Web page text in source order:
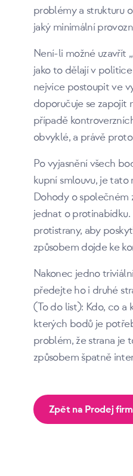
problémy a strukturu
jaký minimální
Není-li možné uzavřít
jako to dělají v
nejvíce postoupit ve
doporučuje se zapojit
případě
obvyklé, a právě
Po vyjasnění všech
kupní smlouvu, je
Dohody o společném
jednat o
protistrany, aby
způsobem dojde ke
Nakonec jedno
předejte ho i druhé
(To do list): Kdo, co a
kterých bodů je
problém, že strana je
způsobem špatně
Zpět na Prodej